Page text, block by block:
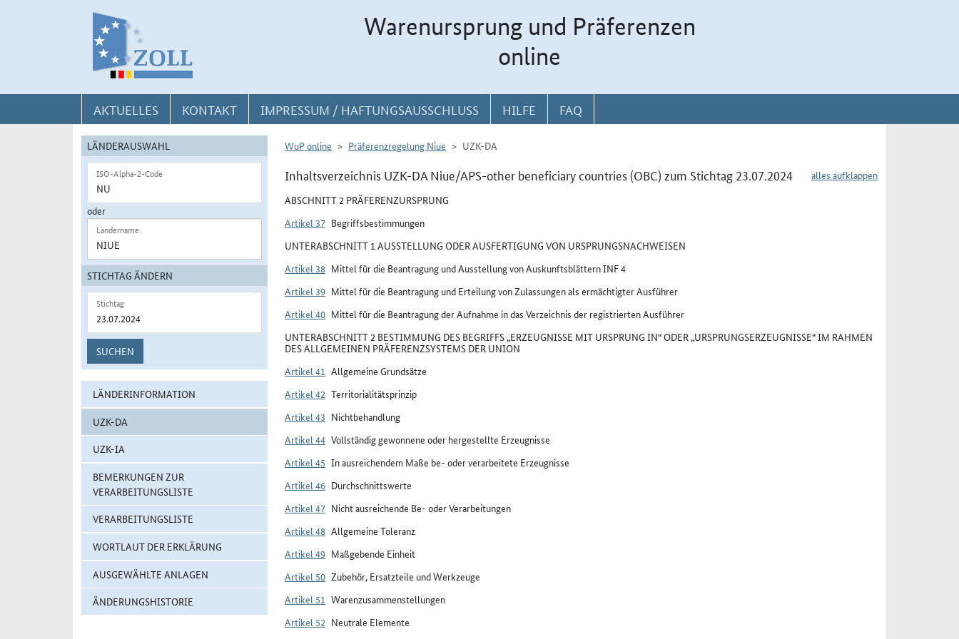
Warenursprung und Präferenzen
online
AKTUELLES KONTAKT IMPRESSUM / HAFTUNGSAUSSCHLUSS HILFE FAQ
LÄNDERAUSWAHL
ISO-Alpha-2-Code
oder
Ländername
STICHTAG ÄNDERN
Stichtag
SUCHEN
LÄNDERINFORMATION
UZK-DA
UZK-IA
BEMERKUNGEN ZUR
VERARBEITUNGSLISTE
VERARBEITUNGSLISTE
WORTLAUT DER ERKLÄRUNG
AUSGEWÄHLTE ANLAGEN
ÄNDERUNGSHISTORIE
WuP online Präferenzregelung Niue UZK-DA
alles aufklappen
Inhaltsverzeichnis UZK-DA Niue/APS-other beneficiary countries (OBC) zum Stichtag 23.07.2024
ABSCHNITT 2 PRÄFERENZURSPRUNG
Artikel 37 Begriffsbestimmungen
UNTERABSCHNITT 1 AUSSTELLUNG ODER AUSFERTIGUNG VON URSPRUNGSNACHWEISEN
Artikel 38 Mittel für die Beantragung und Ausstellung von Auskunftsblättern INF 4
Artikel 39 Mittel für die Beantragung und Erteilung von Zulassungen als ermächtigter Ausführer
Artikel 40 Mittel für die Beantragung der Aufnahme in das Verzeichnis der registrierten Ausführer
UNTERABSCHNITT 2 BESTIMMUNG DES BEGRIFFS „ERZEUGNISSE MIT URSPRUNG IN“ ODER „URSPRUNGSERZEUGNISSE“ IM RAHMEN
DES ALLGEMEINEN PRÄFERENZSYSTEMS DER UNION
Artikel 41 Allgemeine Grundsätze
Artikel 42 Territorialitätsprinzip
Artikel 43 Nichtbehandlung
Artikel 44 Vollständig gewonnene oder hergestellte Erzeugnisse
Artikel 45 In ausreichendem Maße be- oder verarbeitete Erzeugnisse
Artikel 46 Durchschnittswerte
Artikel 47 Nicht ausreichende Be- oder Verarbeitungen
Artikel 48 Allgemeine Toleranz
Artikel 49 Maßgebende Einheit
Artikel 50 Zubehör, Ersatzteile und Werkzeuge
Artikel 51 Warenzusammenstellungen
Artikel 52 Neutrale Elemente